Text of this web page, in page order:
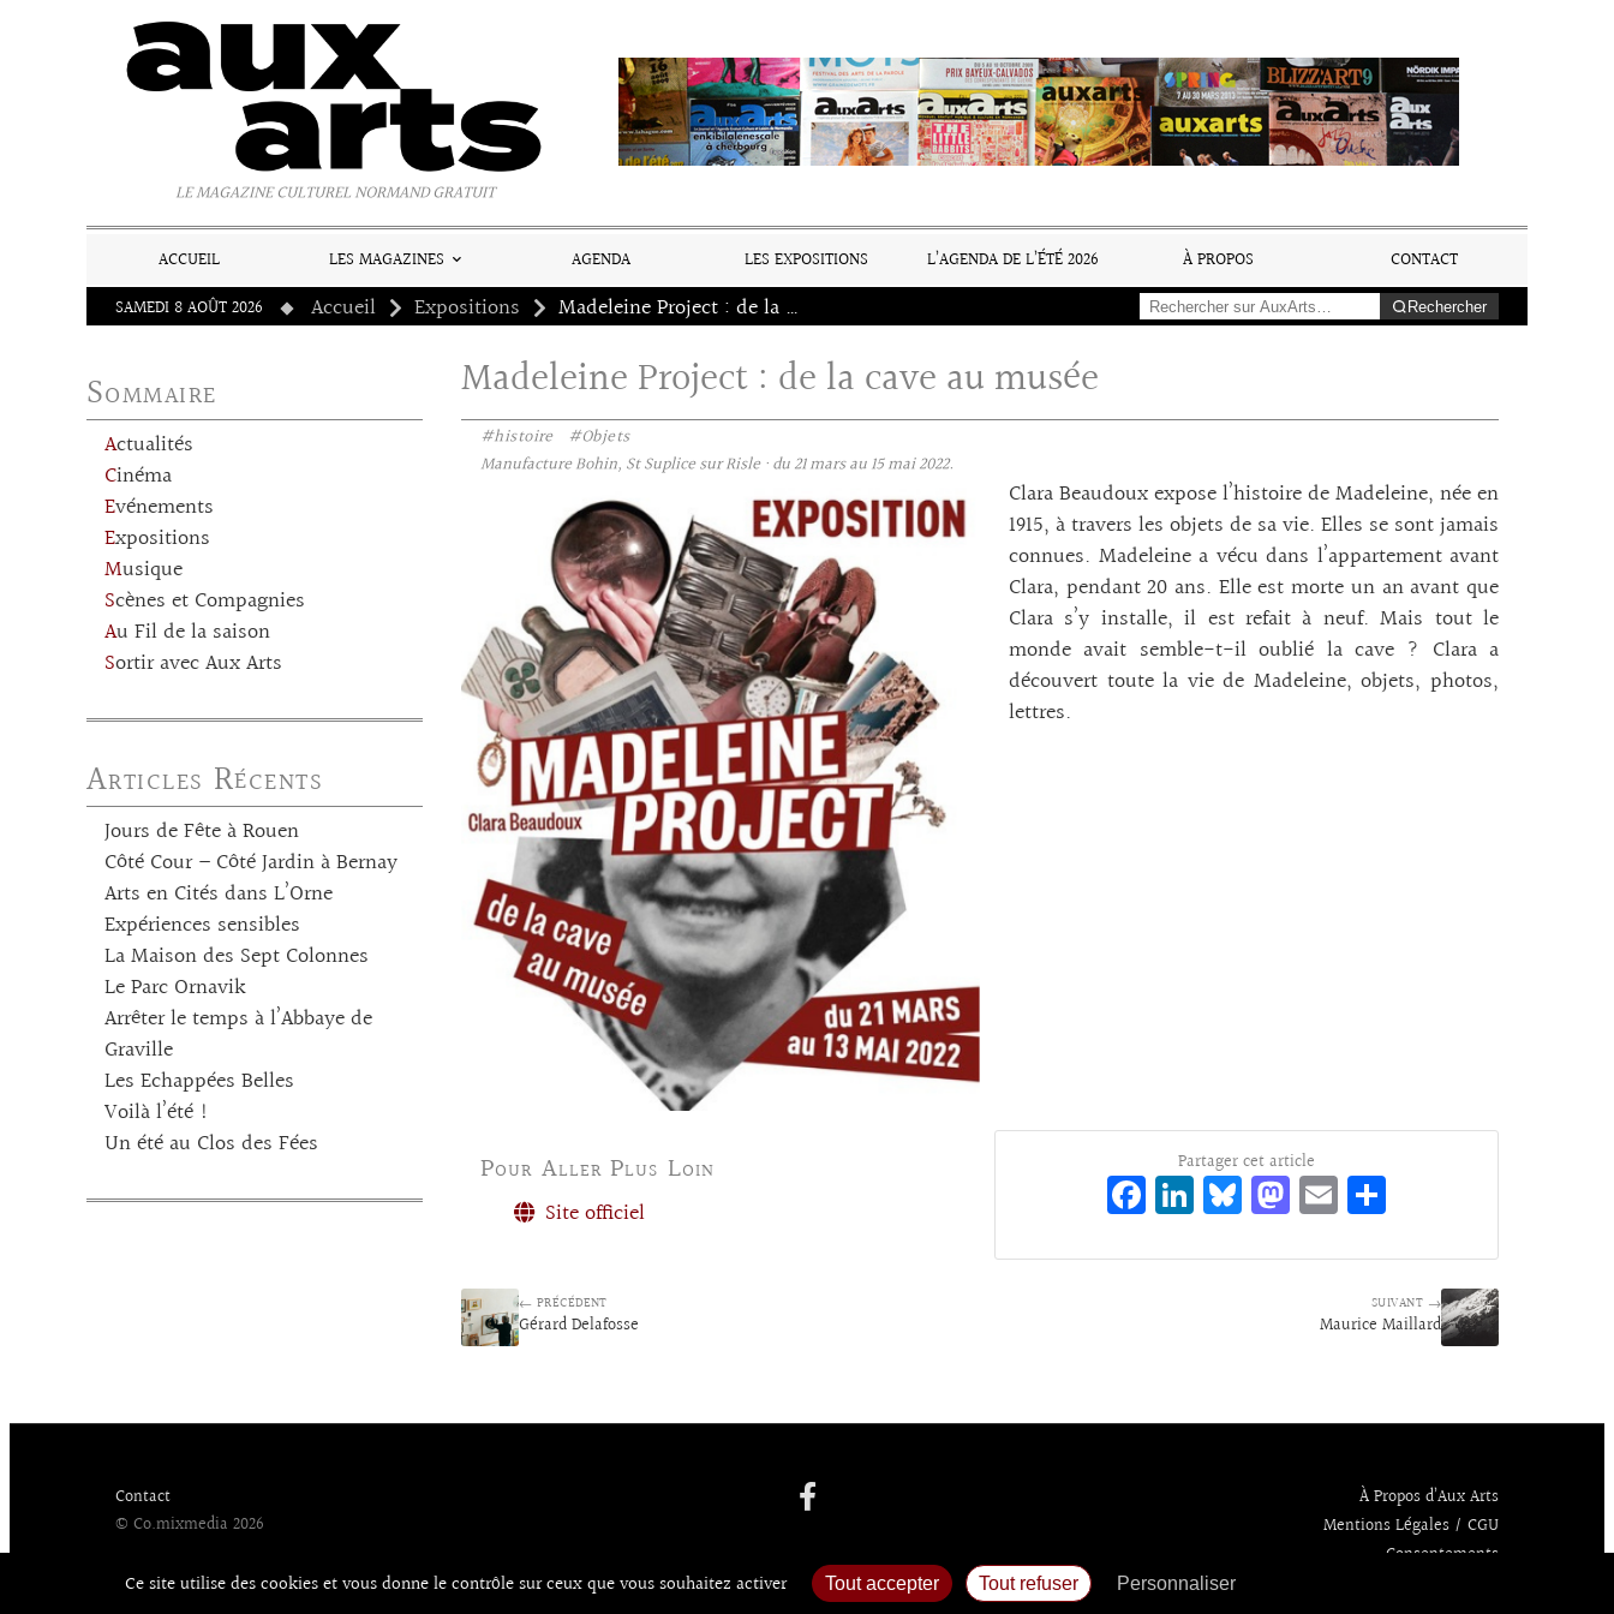
LE MAGAZINE CULTUREL NORMAND GRATUIT
ACCUEIL LES MAGAZINES AGENDA LES EXPOSITIONS L’AGENDA DE L’ÉTÉ 2026 À PROPOS
CONTACT
SAMEDI 8 AOÛT 2026
Accueil Expositions Madeleine Project : de la cave au musée Rechercher
Sommaire
Actualités
Cinéma
Evénements
Expositions
Musique
Scènes et Compagnies
Au Fil de la saison
Sortir avec Aux Arts
Articles Récents
Jours de Fête à Rouen
Côté Cour – Côté Jardin à Bernay
Arts en Cités dans L’Orne
Expériences sensibles
La Maison des Sept Colonnes
Le Parc Ornavik
Arrêter le temps à l’Abbaye de
Graville
Les Echappées Belles
Voilà l’été !
Un été au Clos des Fées
Madeleine Project : de la cave au musée
#histoire
#Objets
Manufacture Bohin, St Suplice sur Risle · du 21 mars au 15 mai 2022.
Clara Beaudoux expose l’histoire de Madeleine, née en
1915, à travers les objets de sa vie. Elles se sont jamais
connues. Madeleine a vécu dans l’appartement avant
Clara, pendant 20 ans. Elle est morte un an avant que
Clara s’y installe, il est refait à neuf. Mais tout le
monde avait semble-t-il oublié la cave ? Clara a
découvert toute la vie de Madeleine, objets, photos,
lettres.
Pour Aller Plus Loin
Site officiel
Partager cet article
Fa
ce
bo
Li
n
ke
Bl
ue
sk
M
as
to
E
m
ai
l
ag
er
← PRÉCÉDENT
Gérard Delafosse
SUIVANT →
Maurice Maillard
Contact
© Co.mixmedia 2026
À Propos d’Aux Arts
Mentions Légales / CGU
Consentements
Panneau de gestion des cookies
Ce site utilise des cookies et vous donne le contrôle sur ceux que vous souhaitez activer Tout accepter Tout refuser Personnaliser